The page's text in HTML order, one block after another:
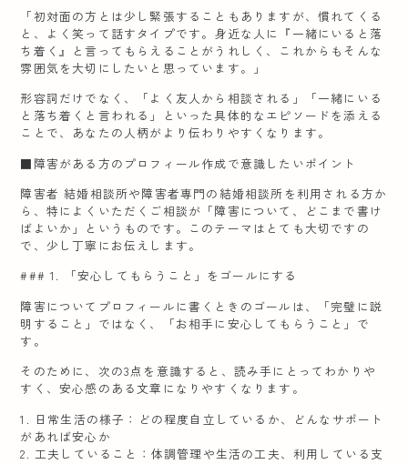
「初対面の方とは少し緊張することもありますが、慣れてくる
と、よく笑って話すタイプです。身近な人に『一緒にいると落
ち着く』と言ってもらえることがうれしく、これからもそんな
雰囲気を大切にしたいと思っています。」
形容詞だけでなく、「よく友人から相談される」「一緒にいる
と落ち着くと言われる」といった具体的なエピソードを添える
ことで、あなたの人柄がより伝わりやすくなります。
■障害がある方のプロフィール作成で意識したいポイント
障害者 結婚相談所や障害者専門の結婚相談所を利用される方か
ら、特によくいただくご相談が「障害について、どこまで書け
ばよいか」というものです。このテーマはとても大切ですの
で、少し丁寧にお伝えします。
### 1. 「安心してもらうこと」をゴールにする
障害についてプロフィールに書くときのゴールは、「完璧に説
明すること」ではなく、「お相手に安心してもらうこと」で
す。
そのために、次の3点を意識すると、読み手にとってわかりや
すく、安心感のある文章になりやすくなります。
1. 日常生活の様子：どの程度自立しているか、どんなサポート
があれば安心か
2. 工夫していること：体調管理や生活の工夫、利用している支